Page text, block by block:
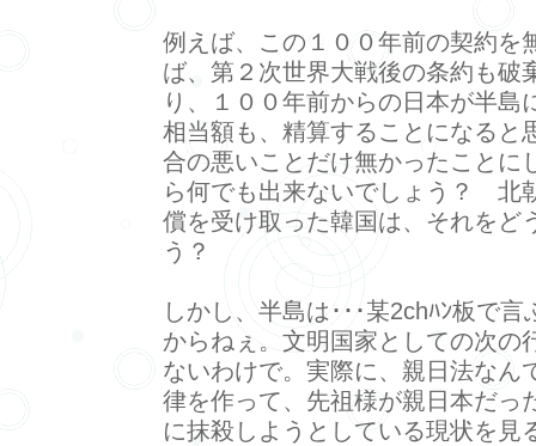
例えば、この１００年前の契約を
ば、第２次世界大戦後の条約も破
り、１００年前からの日本が半島
相当額も、精算することになると
合の悪いことだけ無かったことに
ら何でも出来ないでしょう？ 北
償を受け取った韓国は、それをど
う？
しかし、半島は･･･某2chﾊﾝ板で言
からねぇ。文明国家としての次の
ないわけで。実際に、親日法なん
律を作って、先祖様が親日本だっ
に抹殺しようとしている現状を見